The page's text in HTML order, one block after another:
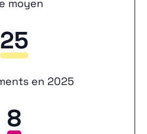
moyen
25
en 2025
8